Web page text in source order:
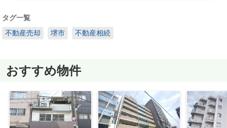
タグ一覧
不動産売却
堺市 不動産相続
おすすめ物件